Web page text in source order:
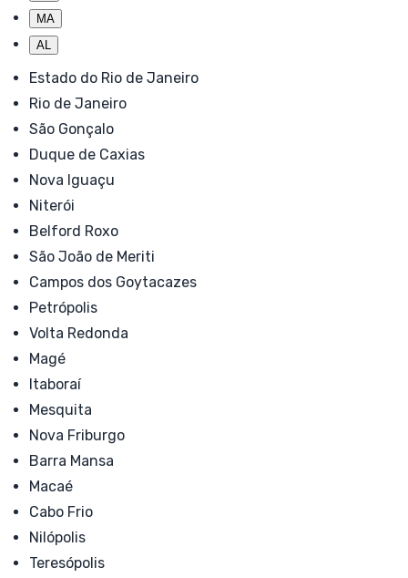
MA
AL
Estado do Rio de Janeiro
Rio de Janeiro
São Gonçalo
Duque de Caxias
Nova Iguaçu
Niterói
Belford Roxo
São João de Meriti
Campos dos Goytacazes
Petrópolis
Volta Redonda
Magé
Itaboraí
Mesquita
Nova Friburgo
Barra Mansa
Macaé
Cabo Frio
Nilópolis
Teresópolis